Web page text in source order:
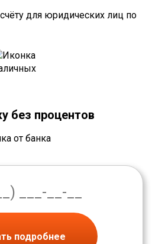
для юридических лиц по
без процентов
от банка
подробнее